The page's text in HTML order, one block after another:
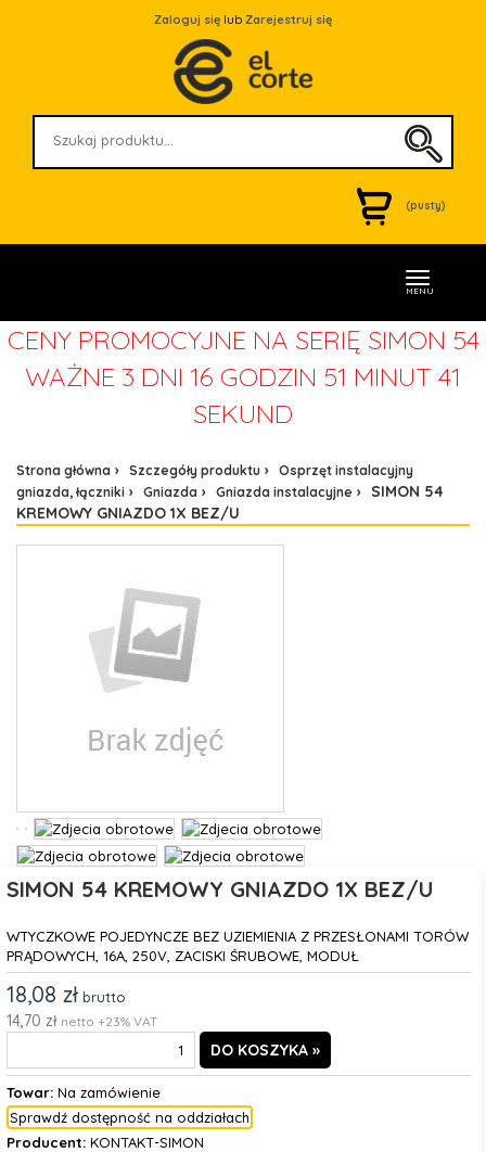
Zaloguj się lub Zarejestruj się
(pusty)
MENU
CENY PROMOCYJNE NA SERIĘ SIMON 54
WAŻNE 3 DNI 16 GODZIN 51 MINUT 41
SEKUND
Strona główna Szczegóły produktu
Osprzęt instalacyjny
gniazda, łączniki
Gniazda Gniazda instalacyjne
SIMON 54
KREMOWY GNIAZDO 1X BEZ/U
SIMON 54 KREMOWY GNIAZDO 1X BEZ/U
WTYCZKOWE POJEDYNCZE BEZ UZIEMIENIA Z PRZESŁONAMI TORÓW
PRĄDOWYCH, 16A, 250V, ZACISKI ŚRUBOWE, MODUŁ
18,08 zł brutto
14,70 zł netto +23% VAT
Towar:Na zamówienie
Sprawdź dostępność na oddziałach
Producent:KONTAKT-SIMON